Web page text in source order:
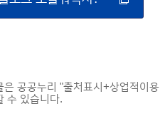
공공누리 "출처표시+상업적이용
수 있습니다.